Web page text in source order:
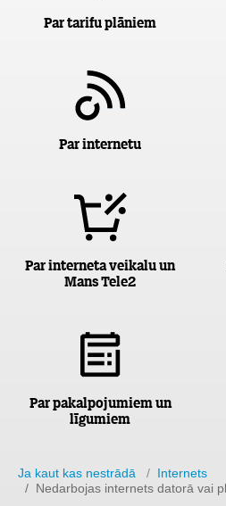
Par tarifu plāniem
Par internetu
Par interneta veikalu un
Mans Tele2
Par pakalpojumiem un
līgumiem
Ja kaut kas nestrādā / Internets
/ Nedarbojas internets datorā vai